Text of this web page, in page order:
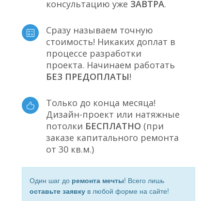
консультацию уже ЗАВТРА.
Сразу называем точную
стоимость! Никаких доплат в
процессе разработки
проекта. Начинаем работать
БЕЗ ПРЕДОПЛАТЫ!
Только до конца месяца!
Дизайн-проект или натяжные
потолки БЕСПЛАТНО (при
заказе капитального ремонта
от 30 кв.м.)
Один шаг до ремонта мечты! Всего лишь
оставьте заявку в любой форме на сайте!